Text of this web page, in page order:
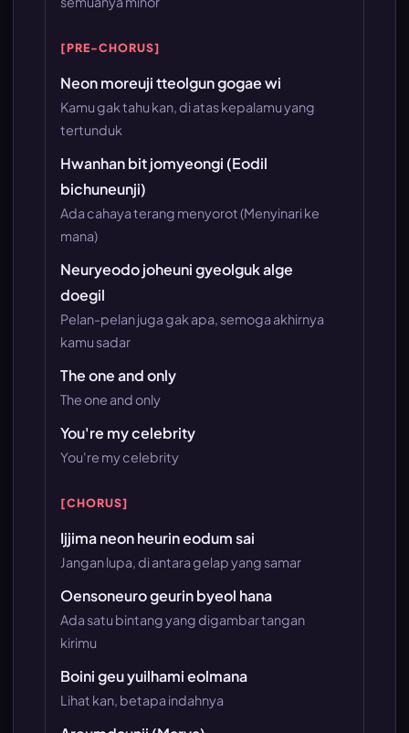
[PRE-CHORUS]
Neon moreuji tteolgun gogae wi
Kamu gak tahu kan, di atas kepalamu yang
tertunduk
Hwanhan bit jomyeongi (Eodil
bichuneunji)
Ada cahaya terang menyorot (Menyinari ke
mana)
Neuryeodo joheuni gyeolguk alge
doegil
Pelan-pelan juga gak apa, semoga akhirnya
kamu sadar
The one and only
The one and only
You're my celebrity
You're my celebrity
[CHORUS]
Ijjima neon heurin eodum sai
Jangan lupa, di antara gelap yang samar
Oensoneuro geurin byeol hana
Ada satu bintang yang digambar tangan
kirimu
Boini geu yuilhami eolmana
Lihat kan, betapa indahnya